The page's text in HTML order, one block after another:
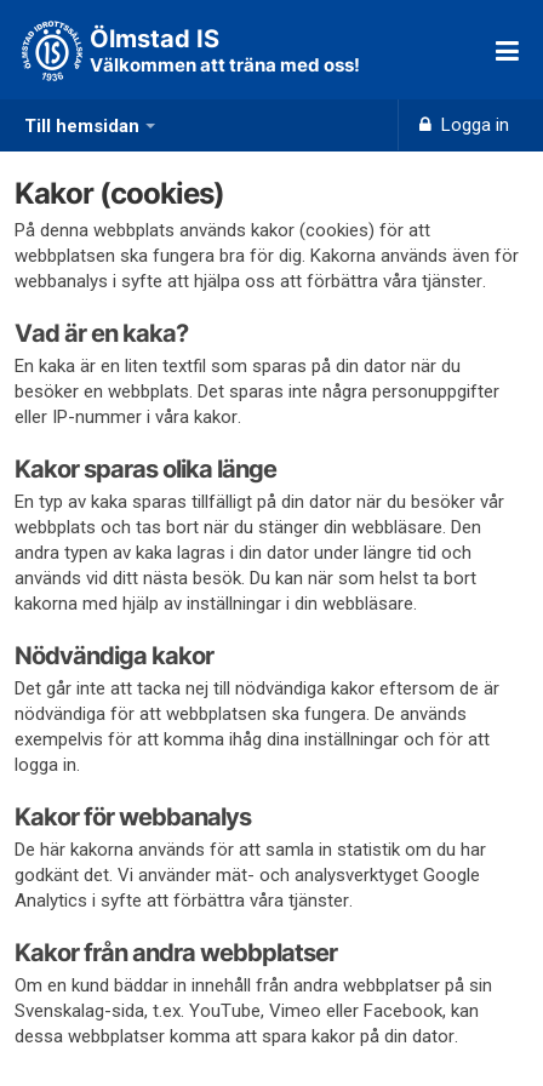
Till hemsidan Logga in
Ölmstad IS
Välkommen att träna med oss!
Kakor (cookies)
På denna webbplats används kakor (cookies) för att
webbplatsen ska fungera bra för dig. Kakorna används även för
webbanalys i syfte att hjälpa oss att förbättra våra tjänster.
Vad är en kaka?
En kaka är en liten textfil som sparas på din dator när du
besöker en webbplats. Det sparas inte några personuppgifter
eller IP-nummer i våra kakor.
Kakor sparas olika länge
En typ av kaka sparas tillfälligt på din dator när du besöker vår
webbplats och tas bort när du stänger din webbläsare. Den
andra typen av kaka lagras i din dator under längre tid och
används vid ditt nästa besök. Du kan när som helst ta bort
kakorna med hjälp av inställningar i din webbläsare.
Nödvändiga kakor
Det går inte att tacka nej till nödvändiga kakor eftersom de är
nödvändiga för att webbplatsen ska fungera. De används
exempelvis för att komma ihåg dina inställningar och för att
logga in.
Kakor för webbanalys
De här kakorna används för att samla in statistik om du har
godkänt det. Vi använder mät- och analysverktyget Google
Analytics i syfte att förbättra våra tjänster.
Kakor från andra webbplatser
Om en kund bäddar in innehåll från andra webbplatser på sin
Svenskalag-sida, t.ex. YouTube, Vimeo eller Facebook, kan
dessa webbplatser komma att spara kakor på din dator.